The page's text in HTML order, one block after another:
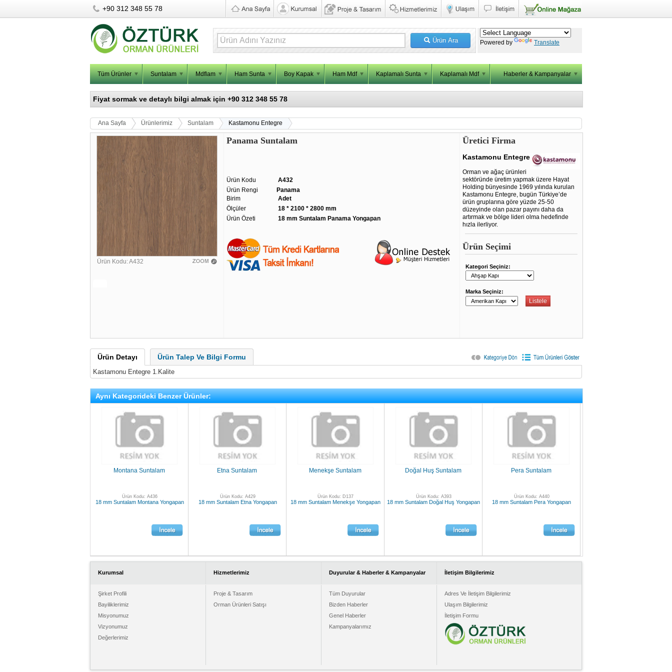
+90 312 348 55 78
Ürün Ara Powered by Translate
Tüm Ürünler Suntalam Mdflam Ham Sunta Boy Kapak Ham Mdf Kaplamalı Sunta Kaplamalı Mdf Haberler & Kampanyalar
Fiyat sormak ve detaylı bilgi almak için +90 312 348 55 78
Ana Sayfa Ürünlerimiz Suntalam Kastamonu Entegre
Ürün Kodu: A432
Panama Suntalam
Ürün Kodu
A432
Ürün Rengi
Panama
Birim
Adet
Ölçüler
18 * 2100 * 2800 mm
Ürün Özeti
18 mm Suntalam Panama Yongapan
Üretici Firma
Kastamonu Entegre
Orman ve ağaç ürünleri
sektöründe üretim yapmak üzere Hayat
Holding bünyesinde 1969 yılında kurulan
Kastamonu Entegre, bugün Türkiye’de
ürün gruplarına göre yüzde 25-50
düzeyinde olan pazar payını daha da
artırmak ve bölge lideri olma hedefinde
hızla ilerliyor.
Ürün Seçimi
Kategori Seçiniz:
Marka Seçiniz:
Ürün Detayı Ürün Talep Ve Bilgi Formu
Kastamonu Entegre 1.Kalite
Aynı Kategorideki Benzer Ürünler:
Montana Suntalam
Ürün Kodu: A436
18 mm Suntalam Montana Yongapan
Etna Suntalam
Ürün Kodu: A429
18 mm Suntalam Etna Yongapan
Menekşe Suntalam
Ürün Kodu: D137
18 mm Suntalam Menekşe Yongapan
Doğal Huş Suntalam
Ürün Kodu: A393
18 mm Suntalam Doğal Huş Yongapan
Pera Suntalam
Ürün Kodu: A440
18 mm Suntalam Pera Yongapan
Kurumsal
Şirket Profili
Bayiliklerimiz
Misyonumuz
Vizyonumuz
Değerlerimiz
Hizmetlerimiz
Proje & Tasarım
Orman Ürünleri Satışı
Duyurular & Haberler & Kampanyalar
Tüm Duyurular
Bizden Haberler
Genel Haberler
Kampanyalarımız
İletişim Bilgilerimiz
Adres Ve İletişim Bilgilerimiz
Ulaşım Bilgilerimiz
İletişim Formu